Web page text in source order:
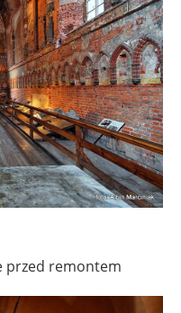
przed remontem